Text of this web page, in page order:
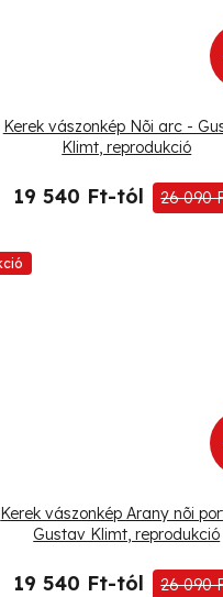
Kerek vászonkép Nõi arc -
Klimt, reprodukció
19 540 Ft-tól 26 090
Kerek vászonkép Arany nõi
Gustav Klimt, reprodukció
19 540 Ft-tól 26 090